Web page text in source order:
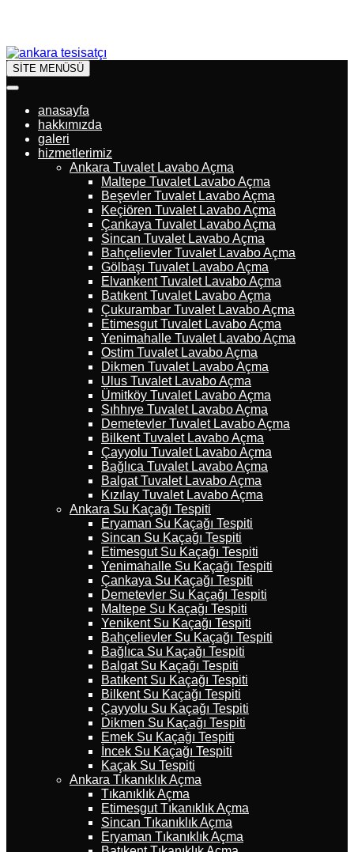
SİTE MENÜSÜ
anasayfa
hakkımızda
galeri
hizmetlerimiz
Ankara Tuvalet Lavabo Açma
Maltepe Tuvalet Lavabo Açma
Beşevler Tuvalet Lavabo Açma
Keçiören Tuvalet Lavabo Açma
Çankaya Tuvalet Lavabo Açma
Sincan Tuvalet Lavabo Açma
Bahçelievler Tuvalet Lavabo Açma
Gölbaşı Tuvalet Lavabo Açma
Elvankent Tuvalet Lavabo Açma
Batıkent Tuvalet Lavabo Açma
Çukurambar Tuvalet Lavabo Açma
Etimesgut Tuvalet Lavabo Açma
Yenimahalle Tuvalet Lavabo Açma
Ostim Tuvalet Lavabo Açma
Dikmen Tuvalet Lavabo Açma
Ulus Tuvalet Lavabo Açma
Ümitköy Tuvalet Lavabo Açma
Sıhhıye Tuvalet Lavabo Açma
Demetevler Tuvalet Lavabo Açma
Bilkent Tuvalet Lavabo Açma
Çayyolu Tuvalet Lavabo Açma
Bağlıca Tuvalet Lavabo Açma
Balgat Tuvalet Lavabo Açma
Kızılay Tuvalet Lavabo Açma
Ankara Su Kaçağı Tespiti
Eryaman Su Kaçağı Tespiti
Sincan Su Kaçağı Tespiti
Etimesgut Su Kaçağı Tespiti
Yenimahalle Su Kaçağı Tespiti
Çankaya Su Kaçağı Tespiti
Demetevler Su Kaçağı Tespiti
Maltepe Su Kaçağı Tespiti
Yenikent Su Kaçağı Tespiti
Bahçelievler Su Kaçağı Tespiti
Bağlıca Su Kaçağı Tespiti
Balgat Su Kaçağı Tespiti
Batıkent Su Kaçağı Tespiti
Bilkent Su Kaçağı Tespiti
Çayyolu Su Kaçağı Tespiti
Dikmen Su Kaçağı Tespiti
Emek Su Kaçağı Tespiti
İncek Su Kaçağı Tespiti
Kaçak Su Tespiti
Ankara Tıkanıklık Açma
Tıkanıklık Açma
Etimesgut Tıkanıklık Açma
Sincan Tıkanıklık Açma
Eryaman Tıkanıklık Açma